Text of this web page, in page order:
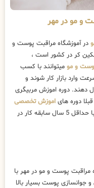
و مو در مهر
در آموزشگاه مراقبت پوست و
کر در کشور است ،
و مو میتوانند با کسب
وارد بازار کار شوند و
دهند. دوره اموزش مربیگری
دوره های اموزش تخصصی
تکمیلی را گذرانده اند و یا حداقل 5 سال سابقه کار در
مراقبت پوست و مو در مهر با
جوانسازی پوست بسیار بالا